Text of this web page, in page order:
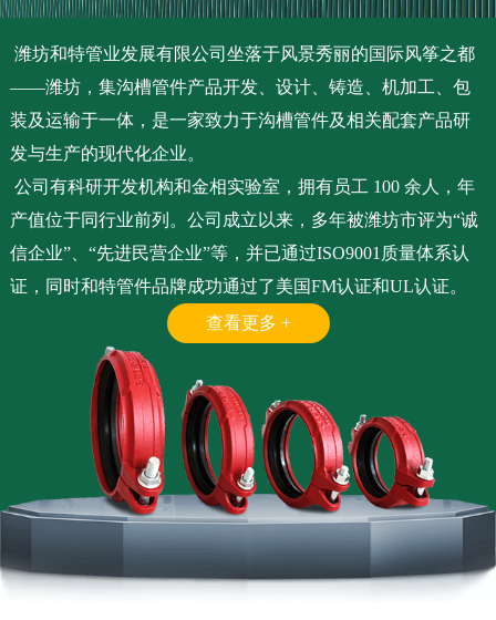
潍坊和特管业发展有限公司坐落于风景秀丽的国际风筝之都
——潍坊，集沟槽管件产品开发、设计、铸造、机加工、包
装及运输于一体，是一家致力于沟槽管件及相关配套产品研
发与生产的现代化企业。
公司有科研开发机构和金相实验室，拥有员工 100 余人，年
产值位于同行业前列。公司成立以来，多年被潍坊市评为“诚
信企业”、“先进民营企业”等，并已通过ISO9001质量体系认
证，同时和特管件品牌成功通过了美国FM认证和UL认证。
查看更多 +